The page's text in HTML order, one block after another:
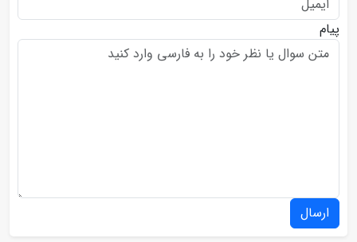
پیام
ارسال